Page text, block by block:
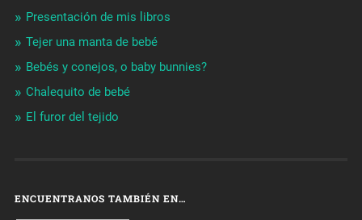
Presentación de mis libros
Tejer una manta de bebé
Bebés y conejos, o baby bunnies?
Chalequito de bebé
El furor del tejido
ENCUENTRANOS TAMBIÉN EN…